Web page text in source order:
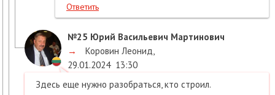
Ответить
№25 Юрий Васильевич Мартинович
→
Коровин Леонид
29.01.2024 13:30
Здесь еще нужно разобраться, кто строил.